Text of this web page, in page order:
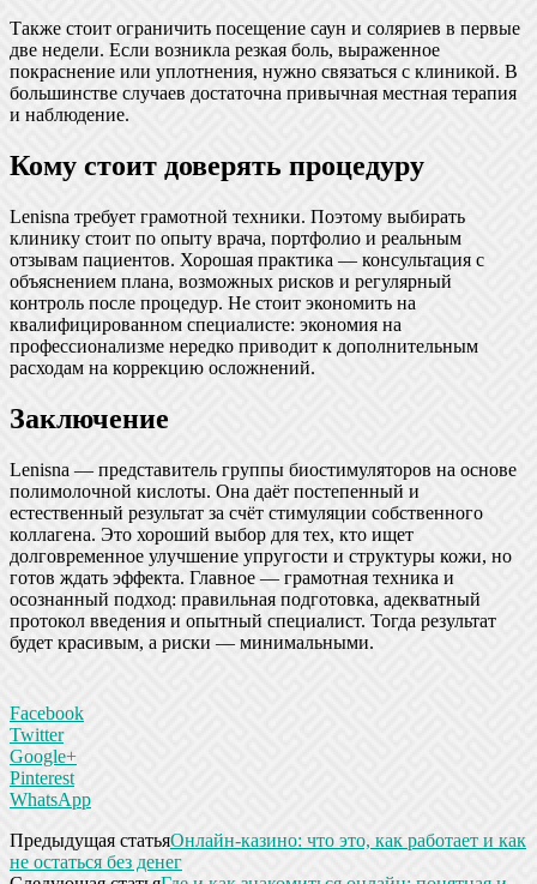
Также стоит ограничить посещение саун и соляриев в первые
две недели. Если возникла резкая боль, выраженное
покраснение или уплотнения, нужно связаться с клиникой. В
большинстве случаев достаточна привычная местная терапия
и наблюдение.
Кому стоит доверять процедуру
Lenisna требует грамотной техники. Поэтому выбирать
клинику стоит по опыту врача, портфолио и реальным
отзывам пациентов. Хорошая практика — консультация с
объяснением плана, возможных рисков и регулярный
контроль после процедур. Не стоит экономить на
квалифицированном специалисте: экономия на
профессионализме нередко приводит к дополнительным
расходам на коррекцию осложнений.
Заключение
Lenisna — представитель группы биостимуляторов на основе
полимолочной кислоты. Она даёт постепенный и
естественный результат за счёт стимуляции собственного
коллагена. Это хороший выбор для тех, кто ищет
долговременное улучшение упругости и структуры кожи, но
готов ждать эффекта. Главное — грамотная техника и
осознанный подход: правильная подготовка, адекватный
протокол введения и опытный специалист. Тогда результат
будет красивым, а риски — минимальными.
Facebook
Twitter
Google+
Pinterest
WhatsApp
Предыдущая статьяОнлайн-казино: что это, как работает и как
не остаться без денег